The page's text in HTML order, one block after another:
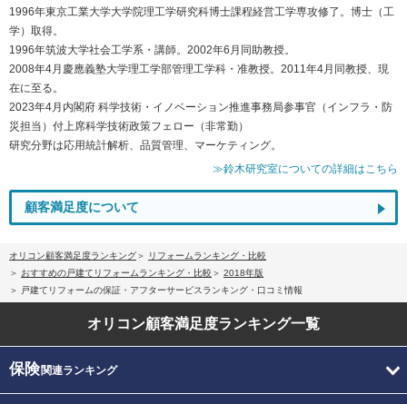
1996年東京工業大学大学院理工学研究科博士課程経営工学専攻修了。博士（工
学）取得。
1996年筑波大学社会工学系・講師。2002年6月同助教授。
2008年4月慶應義塾大学理工学部管理工学科・准教授。2011年4月同教授、現
在に至る。
2023年4月内閣府 科学技術・イノベーション推進事務局参事官（インフラ・防
災担当）付上席科学技術政策フェロー（非常勤）
研究分野は応用統計解析、品質管理、マーケティング。
≫鈴木研究室についての詳細はこちら
顧客満足度について
オリコン顧客満足度ランキング
リフォームランキング・比較
おすすめの戸建てリフォームランキング・比較
2018年版
戸建てリフォームの保証・アフターサービスランキング・口コミ情報
オリコン顧客満足度ランキング一覧
保険関連ランキング